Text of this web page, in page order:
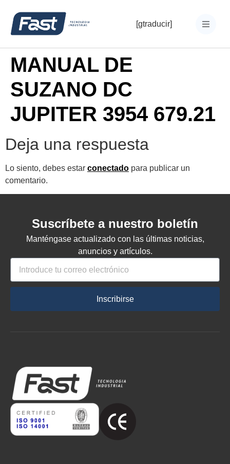
[gtraducir]
MANUAL DE
SUZANO DC
JUPITER 3954 679.21
Deja una respuesta
Lo siento, debes estar conectado para publicar un
comentario.
Suscríbete a nuestro boletín
Manténgase actualizado con las últimas noticias,
anuncios y artículos.
Inscribirse